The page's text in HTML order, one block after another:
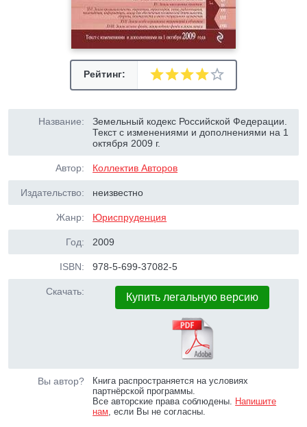
Рейтинг:
Название:
Земельный кодекс Российской Федерации.
Текст с изменениями и дополнениями на 1
октября 2009 г.
Автор: Коллектив Авторов
Издательство: неизвестно
Жанр: Юриспруденция
Год: 2009
ISBN: 978-5-699-37082-5
Скачать: Купить легальную версию
Вы автор?
Книга распространяется на условиях
партнёрской программы.
Все авторские права соблюдены. Напишите
нам, если Вы не согласны.